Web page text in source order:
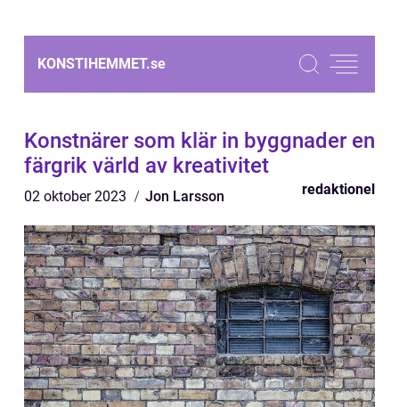
KONSTIHEMMET.se
Konstnärer som klär in byggnader en
färgrik värld av kreativitet
02 oktober 2023 Jon Larsson redaktionel